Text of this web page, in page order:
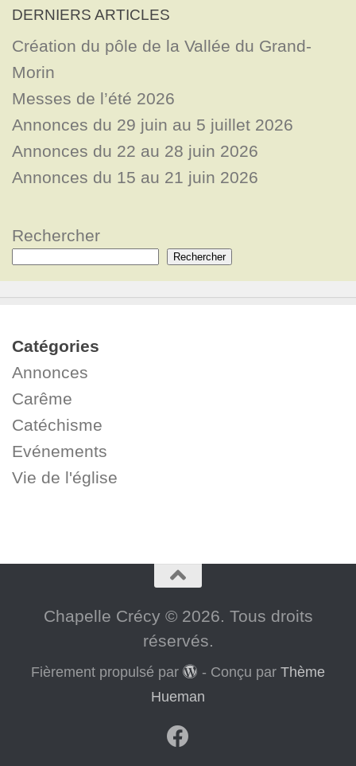
DERNIERS ARTICLES
Création du pôle de la Vallée du Grand-
Morin
Messes de l’été 2026
Annonces du 29 juin au 5 juillet 2026
Annonces du 22 au 28 juin 2026
Annonces du 15 au 21 juin 2026
Rechercher
Rechercher
Catégories
Annonces
Carême
Catéchisme
Evénements
Vie de l'église
Chapelle Crécy © 2026. Tous droits
réservés.
Fièrement propulsé par - Conçu par Thème
Hueman